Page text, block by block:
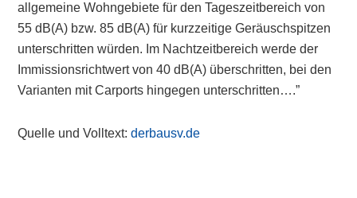
allgemeine Wohngebiete für den Tageszeitbereich von
55 dB(A) bzw. 85 dB(A) für kurzzeitige Geräuschspitzen
unterschritten würden. Im Nachtzeitbereich werde der
Immissionsrichtwert von 40 dB(A) überschritten, bei den
Varianten mit Carports hingegen unterschritten….”
Quelle und Volltext:derbausv.de